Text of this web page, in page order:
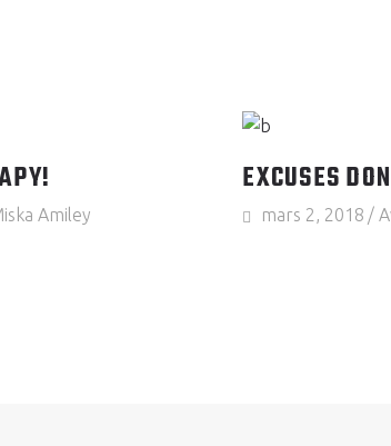
Amiley
EXCUSES
mars 2, 2018